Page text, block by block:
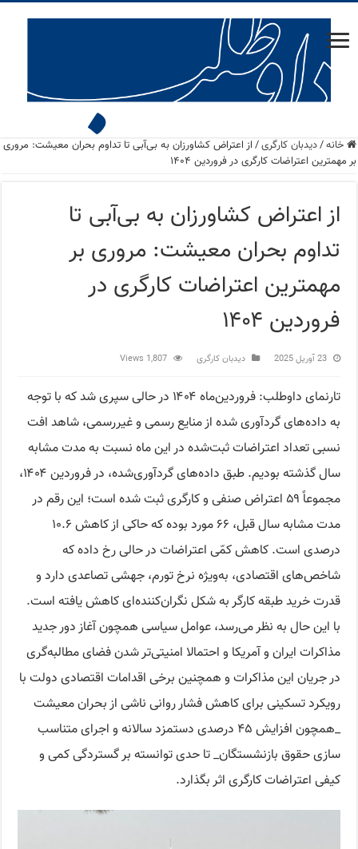
خانه/دید‌بان کارگری/ از اعتراض کشاورزان به بی‌آبی تا تداوم بحران معیشت: مروری
بر مهمترین اعتراضات کارگری در فروردین ۱۴۰۴
از اعتراض کشاورزان به بی‌آبی تا
تداوم بحران معیشت: مروری بر
مهمترین اعتراضات کارگری در
فروردین ۱۴۰۴
23 آوریل 2025 دید‌بان کارگری 1,807 Views
تارنمای داوطلب: فروردین‌ماه ۱۴۰۴ در حالی سپری شد که با توجه
به داده‌های گردآوری شده از منایع رسمی و غیررسمی، شاهد افت
نسبی تعداد اعتراضات ثبت‌شده در این ماه نسبت به مدت مشابه
سال گذشته بودیم. طبق داده‌های گردآوری‌شده، در فروردین ۱۴۰۴،
مجموعاً ۵۹ اعتراض صنفی و کارگری ثبت شده است؛ این رقم در
مدت مشابه سال قبل، ۶۶ مورد بوده که حاکی از کاهش ۱۰.۶
درصدی است. کاهش کمّی اعتراضات در حالی رخ داده که
شاخص‌های اقتصادی، به‌ویژه نرخ تورم، جهشی تصاعدی دارد و
قدرت خرید طبقه کارگر به شکل نگران‌کننده‌ای کاهش یافته است.
با این حال به نظر می‌رسد، عوامل سیاسی همچون آغاز دور جدید
مذاکرات ایران و آمریکا و احتمالا امنیتی‌تر شدن فضای مطالبه‌گری
در جریان این مذاکرات و همچنین برخی اقدامات اقتصادی دولت با
رویکرد تسکینی برای کاهش فشار روانی ناشی از بحران معیشت
_همچون افزایش ۴۵ درصدی دستمزد سالانه و اجرای متناسب
سازی حقوق بازنشستگان_ تا حدی توانسته بر گستردگی کمی و
کیفی اعتراضات کارگری اثر بگذارد.